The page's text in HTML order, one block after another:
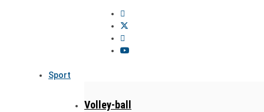
Sport
Volley-ball